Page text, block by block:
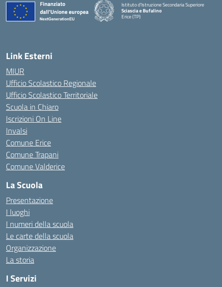
Istituto d'Istruzione Secondaria Superiore
Sciascia e Bufalino
Erice (TP)
Link Esterni
MIUR
Ufficio Scolastico Regionale
Ufficio Scolastico Territoriale
Scuola in Chiaro
Iscrizioni On Line
Invalsi
Comune Erice
Comune Trapani
Comune Valderice
La Scuola
Presentazione
I luoghi
I numeri della scuola
Le carte della scuola
Organizzazione
La storia
I Servizi